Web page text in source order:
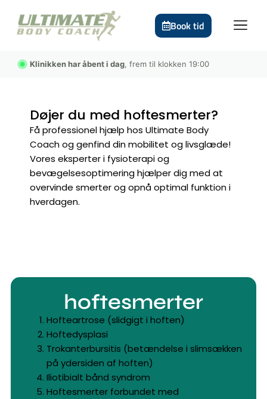
Book tid
Klinikken har åbent i dag, frem til klokken 19:00
Døjer du med hoftesmerter?
Få professionel hjælp hos Ultimate Body
Coach og genfind din mobilitet og livsglæde!
Vores eksperter i fysioterapi og
bevægelsesoptimering hjælper dig med at
overvinde smerter og opnå optimal funktion i
hverdagen.
hoftesmerter
Hofteartrose (slidgigt i hoften)
Hoftedysplasi
Trokanterbursitis (betændelse i slimsækken
på ydersiden af hoften)
Iliotibialt bånd syndrom
Hoftesmerter forbundet med